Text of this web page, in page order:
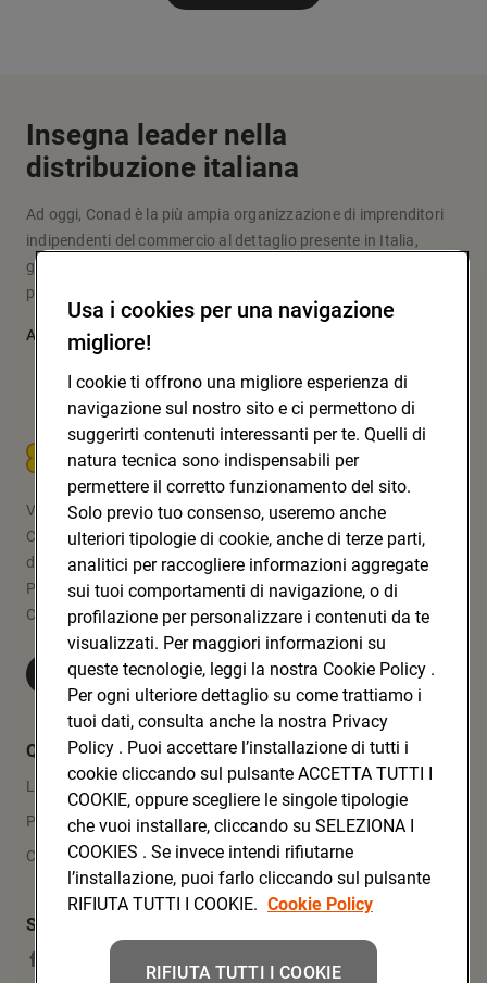
Insegna leader nella
distribuzione italiana
Ad oggi, Conad è la più ampia organizzazione di imprenditori
indipendenti del commercio al dettaglio presente in Italia,
grazie a un modello originale d’impresa e fare la spesa che
pone al centro le persone: i soci, i clienti, la comunità.
Approfondisci
CONAD SOC. COOP.
Via Michelino, 59 | 40127 BOLOGNA
Codice Fiscale e Registro Imprese
di Bologna 00865960157
PARTITA IVA 03320960374
CONAD SOC. COOP.
Visita Conad.it
Quicklinks
Lavora con noi
Press Area
Contatti
Social Media
Usa i cookies per una navigazione
migliore!
I cookie ti offrono una migliore esperienza di
navigazione sul nostro sito e ci permettono di
suggerirti contenuti interessanti per te. Quelli di
natura tecnica sono indispensabili per
permettere il corretto funzionamento del sito.
Solo previo tuo consenso, useremo anche
ulteriori tipologie di cookie, anche di terze parti,
analitici per raccogliere informazioni aggregate
sui tuoi comportamenti di navigazione, o di
profilazione per personalizzare i contenuti da te
visualizzati. Per maggiori informazioni su
queste tecnologie, leggi la nostra Cookie Policy .
Per ogni ulteriore dettaglio su come trattiamo i
tuoi dati, consulta anche la nostra Privacy
Policy . Puoi accettare l’installazione di tutti i
cookie cliccando sul pulsante ACCETTA TUTTI I
COOKIE, oppure scegliere le singole tipologie
che vuoi installare, cliccando su SELEZIONA I
COOKIES . Se invece intendi rifiutarne
l’installazione, puoi farlo cliccando sul pulsante
RIFIUTA TUTTI I COOKIE. Cookie Policy
RIFIUTA TUTTI I COOKIE